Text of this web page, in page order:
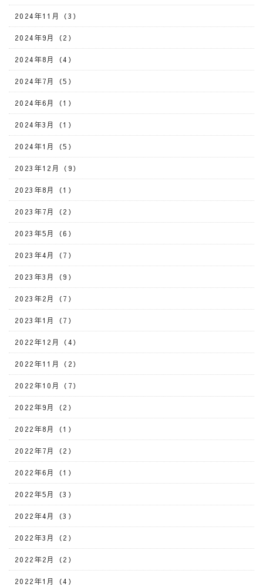
2024年11月（3）
2024年9月（2）
2024年8月（4）
2024年7月（5）
2024年6月（1）
2024年3月（1）
2024年1月（5）
2023年12月（9）
2023年8月（1）
2023年7月（2）
2023年5月（6）
2023年4月（7）
2023年3月（9）
2023年2月（7）
2023年1月（7）
2022年12月（4）
2022年11月（2）
2022年10月（7）
2022年9月（2）
2022年8月（1）
2022年7月（2）
2022年6月（1）
2022年5月（3）
2022年4月（3）
2022年3月（2）
2022年2月（2）
2022年1月（4）